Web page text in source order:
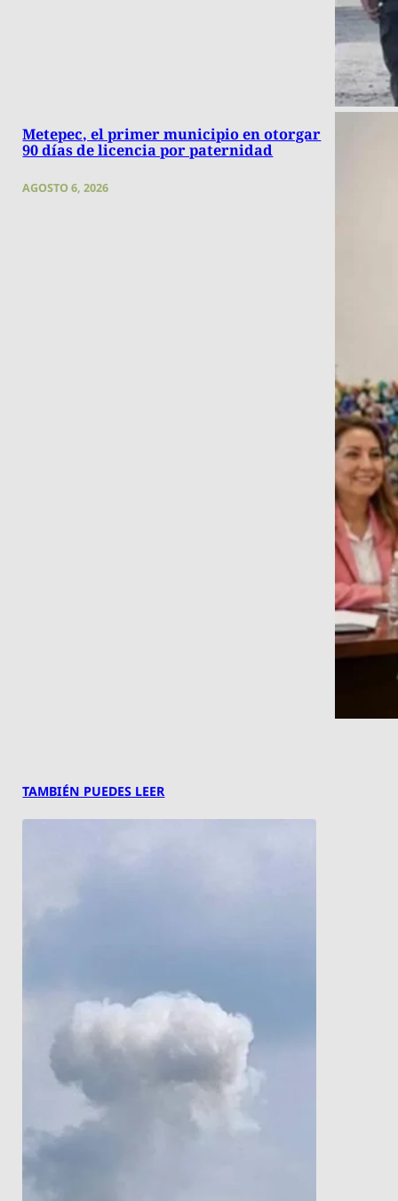
Metepec, el primer municipio en otorgar
90 días de licencia por paternidad
AGOSTO 6, 2026
TAMBIÉN PUEDES LEER